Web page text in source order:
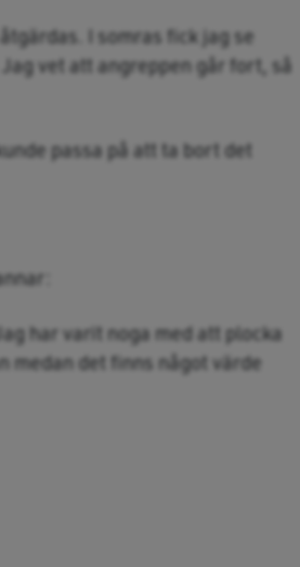
I somras fick jag se
vet att angreppen går fort, så
passa på att ta bort det
har varit noga med att plocka
medan det finns något värde